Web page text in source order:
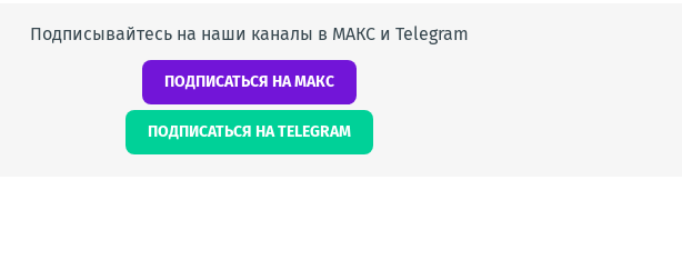
Подписывайтесь на наши каналы в МАКС и Telegram
ПОДПИСАТЬСЯ НА МАКС
ПОДПИСАТЬСЯ НА TELEGRAM